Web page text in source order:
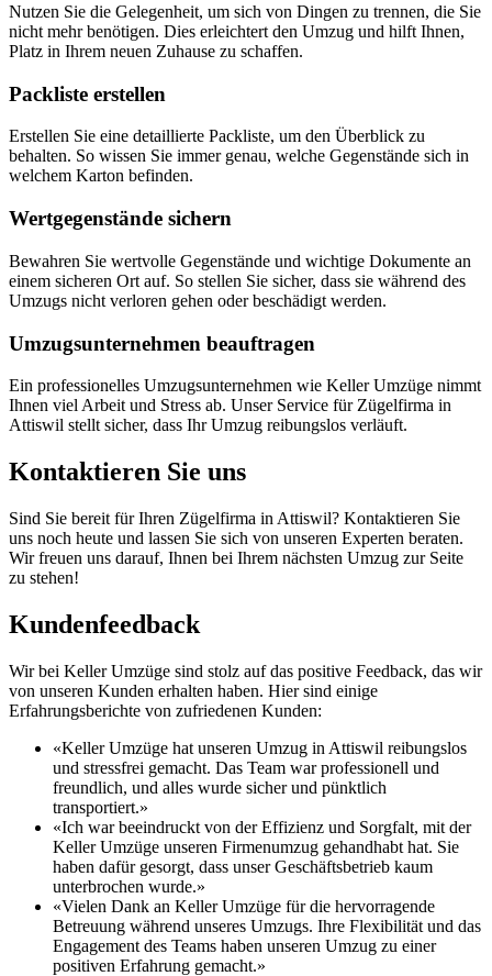
Nutzen Sie die Gelegenheit, um sich von Dingen zu trennen, die Sie
nicht mehr benötigen. Dies erleichtert den Umzug und hilft Ihnen,
Platz in Ihrem neuen Zuhause zu schaffen.
Packliste erstellen
Erstellen Sie eine detaillierte Packliste, um den Überblick zu
behalten. So wissen Sie immer genau, welche Gegenstände sich in
welchem Karton befinden.
Wertgegenstände sichern
Bewahren Sie wertvolle Gegenstände und wichtige Dokumente an
einem sicheren Ort auf. So stellen Sie sicher, dass sie während des
Umzugs nicht verloren gehen oder beschädigt werden.
Umzugsunternehmen beauftragen
Ein professionelles Umzugsunternehmen wie Keller Umzüge nimmt
Ihnen viel Arbeit und Stress ab. Unser Service für Zügelfirma in
Attiswil stellt sicher, dass Ihr Umzug reibungslos verläuft.
Kontaktieren Sie uns
Sind Sie bereit für Ihren Zügelfirma in Attiswil? Kontaktieren Sie
uns noch heute und lassen Sie sich von unseren Experten beraten.
Wir freuen uns darauf, Ihnen bei Ihrem nächsten Umzug zur Seite
zu stehen!
Kundenfeedback
Wir bei Keller Umzüge sind stolz auf das positive Feedback, das wir
von unseren Kunden erhalten haben. Hier sind einige
Erfahrungsberichte von zufriedenen Kunden:
«Keller Umzüge hat unseren Umzug in Attiswil reibungslos
und stressfrei gemacht. Das Team war professionell und
freundlich, und alles wurde sicher und pünktlich
transportiert.»
«Ich war beeindruckt von der Effizienz und Sorgfalt, mit der
Keller Umzüge unseren Firmenumzug gehandhabt hat. Sie
haben dafür gesorgt, dass unser Geschäftsbetrieb kaum
unterbrochen wurde.»
«Vielen Dank an Keller Umzüge für die hervorragende
Betreuung während unseres Umzugs. Ihre Flexibilität und das
Engagement des Teams haben unseren Umzug zu einer
positiven Erfahrung gemacht.»